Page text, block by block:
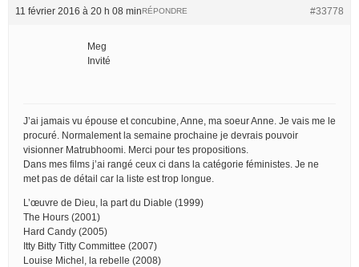
11 février 2016 à 20 h 08 min #33778
RÉPONDRE
Meg
Invité
J’ai jamais vu épouse et concubine, Anne, ma soeur Anne. Je vais me le
procuré. Normalement la semaine prochaine je devrais pouvoir
visionner Matrubhoomi. Merci pour tes propositions.
Dans mes films j’ai rangé ceux ci dans la catégorie féministes. Je ne
met pas de détail car la liste est trop longue.
L’œuvre de Dieu, la part du Diable (1999)
The Hours (2001)
Hard Candy (2005)
Itty Bitty Titty Committee (2007)
Louise Michel, la rebelle (2008)